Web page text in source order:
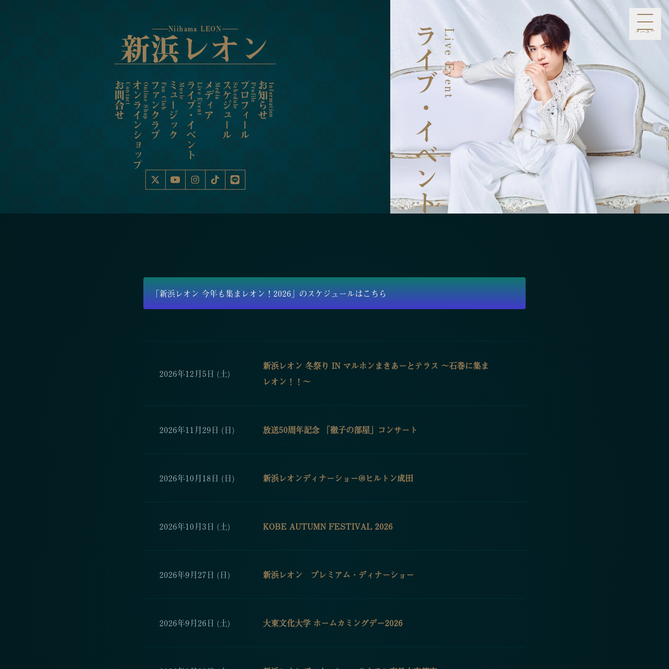
メニュー
Information
お知らせ
Profile
プロフィール
オンラインショップ
Contact
お問合せ Live Event
ライブ・イベント
Niihama LEON
新浜レオン
Information
お知らせ
Profile
プロフィール
Schedule
スケジュール
Media
メディア
Live Event
ライブ・イベント
Music
ミュージック
Fan Club
ファンクラブ
Online Shop
オンラインショップ
Contact
お問合せ
「新浜レオン 今年も集まレオン！2026」のスケジュールはこちら
2026年12月5日 (土)
新浜レオン 冬祭り IN マルホンまきあーとテラス 〜石巻に集ま
レオン！！〜
2026年11月29日 (日) 放送50周年記念 「徹子の部屋」コンサート
2026年10月18日 (日) 新浜レオンディナーショー@ヒルトン成田
2026年10月3日 (土) KOBE AUTUMN FESTIVAL 2026
2026年9月27日 (日) 新浜レオン プレミアム・ディナーショー
2026年9月26日 (土) 大東文化大学 ホームカミングデー2026